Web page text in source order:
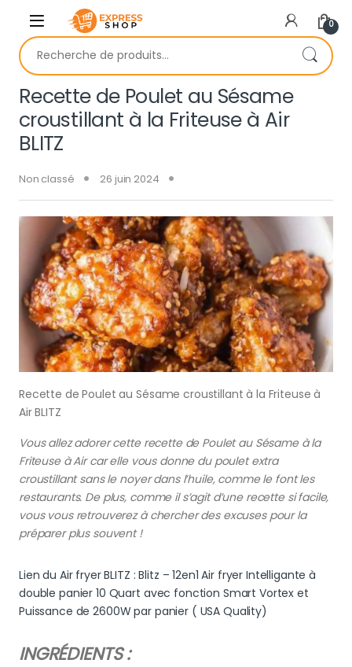
Skip to navigation
Skip to content
0
Recherche pour :
Recette de Poulet au Sésame
croustillant à la Friteuse à Air
BLITZ
Non classé 26 juin 2024
Recette de Poulet au Sésame croustillant à la Friteuse à
Air BLITZ
Vous allez adorer cette recette de Poulet au Sésame à la
Friteuse à Air car elle vous donne du poulet extra
croustillant sans le noyer dans l’huile, comme le font les
restaurants. De plus, comme il s’agit d’une recette si facile,
vous vous retrouverez à chercher des excuses pour la
préparer plus souvent !
Lien du Air fryer BLITZ : Blitz – 12en1 Air fryer Intelligante à
double panier 10 Quart avec fonction Smart Vortex et
Puissance de 2600W par panier ( USA Quality)
INGRÉDIENTS :